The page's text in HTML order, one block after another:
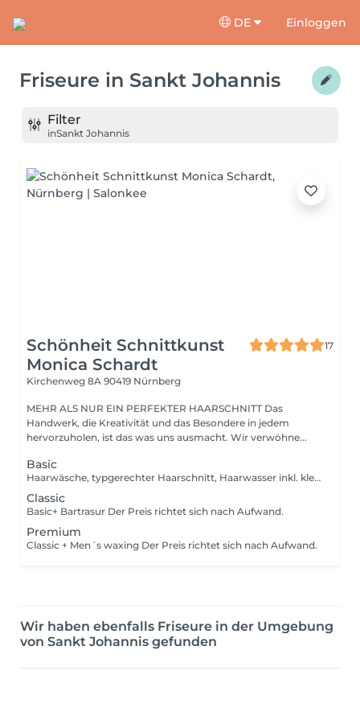
DE Einloggen
Friseure in Sankt Johannis
Filter
inSankt Johannis
Schönheit Schnittkunst
Monica Schardt
17
Kirchenweg 8A 90419 Nürnberg
MEHR ALS NUR EIN PERFEKTER HAARSCHNITT Das
Handwerk, die Kreativität und das Besondere in jedem
hervorzuholen, ist das was uns ausmacht. Wir verwöhne...
Basic
Haarwäsche, typgerechter Haarschnitt, Haarwasser inkl. kleiner Kopfmassage, Styling Der Preis richtet sich nach Aufwand.
Classic
Basic+ Bartrasur Der Preis richtet sich nach Aufwand.
Premium
Classic + Men´s waxing Der Preis richtet sich nach Aufwand.
Wir haben ebenfalls Friseure in der Umgebung
von Sankt Johannis gefunden